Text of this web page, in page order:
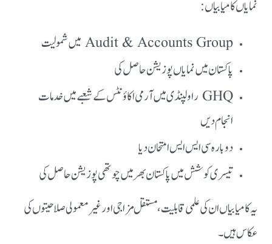
نمایاں کامیابیاں:
Audit & Accounts Group میں شمولیت
پاکستان میں نمایاں پوزیشن حاصل کی
GHQ راولپنڈی میں آرمی اکاؤنٹس کے شعبے میں خدمات
انجام دیں
دوبارہ سی ایس ایس امتحان دیا
تیسری کوشش میں پاکستان بھر میں چوتھی پوزیشن حاصل کی
یہ کامیابیاں ان کی علمی قابلیت، مستقل مزاجی اور غیر معمولی صلاحیتوں کی
عکاس ہیں۔